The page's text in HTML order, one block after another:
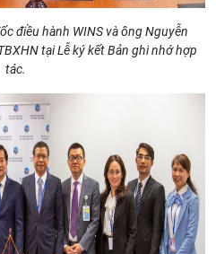
điều hành WINS và ông Nguyễn
tại Lễ ký kết Bản ghi nhớ hợp
tác.